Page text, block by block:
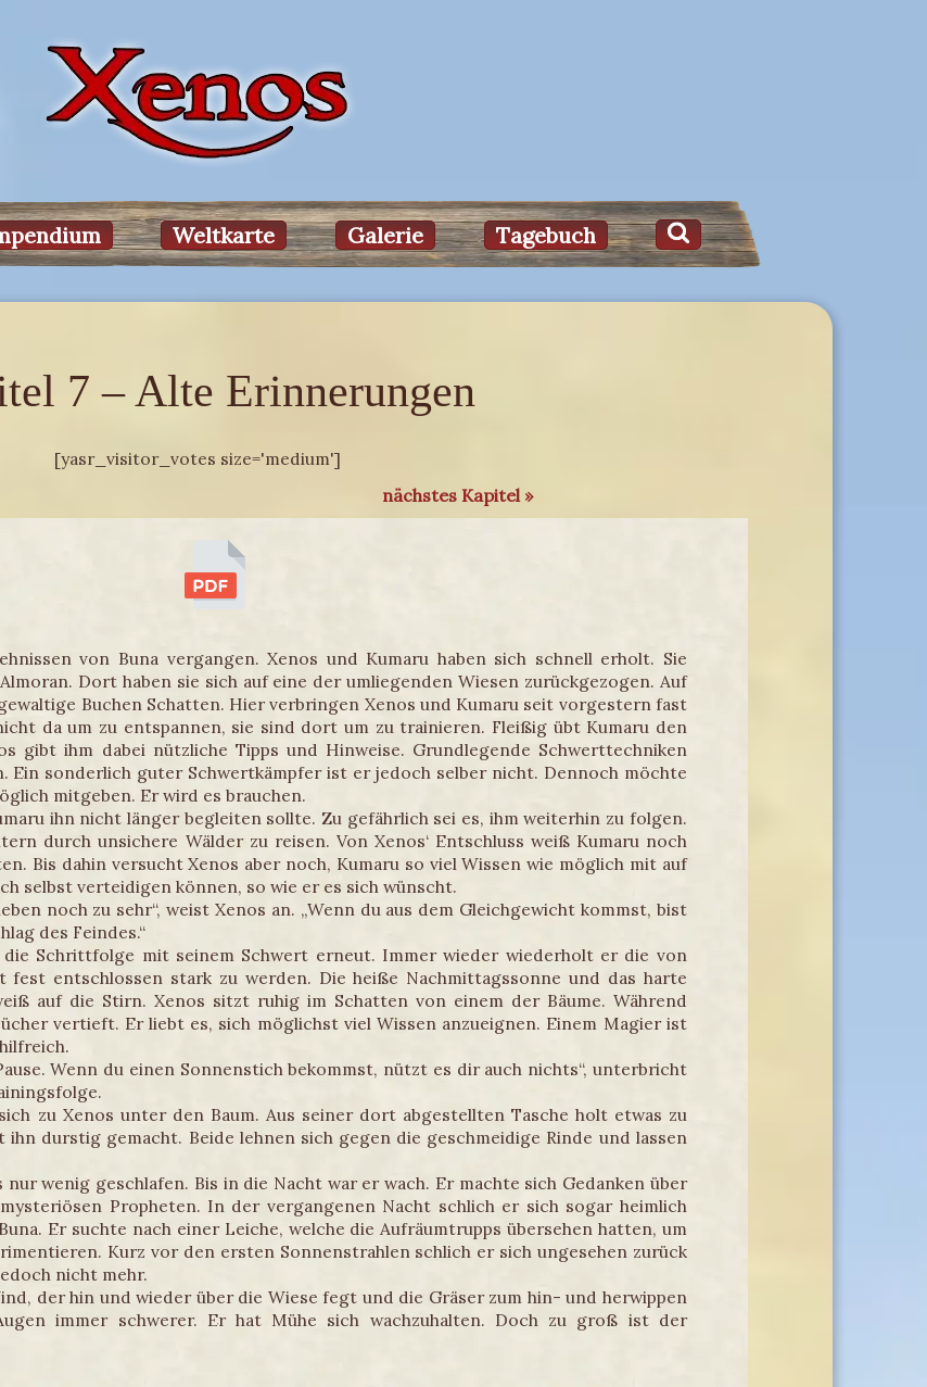
Weltkarte Galerie Tagebuch
7 – Alte Erinnerungen
[yasr_visitor_votes size='medium']
nächstes Kapitel »
von Buna vergangen. Xenos und Kumaru haben sich schnell erholt. Sie
Dort haben sie sich auf eine der umliegenden Wiesen zurückgezogen. Auf
Buchen Schatten. Hier verbringen Xenos und Kumaru seit vorgestern fast
da um zu entspannen, sie sind dort um zu trainieren. Fleißig übt Kumaru den
gibt ihm dabei nützliche Tipps und Hinweise. Grundlegende Schwerttechniken
Ein sonderlich guter Schwertkämpfer ist er jedoch selber nicht. Dennoch möchte
mitgeben. Er wird es brauchen.
ihn nicht länger begleiten sollte. Zu gefährlich sei es, ihm weiterhin zu folgen.
durch unsichere Wälder zu reisen. Von Xenos‘ Entschluss weiß Kumaru noch
Bis dahin versucht Xenos aber noch, Kumaru so viel Wissen wie möglich mit auf
selbst verteidigen können, so wie er es sich wünscht.
noch zu sehr“, weist Xenos an. „Wenn du aus dem Gleichgewicht kommst, bist
des Feindes.“
Schrittfolge mit seinem Schwert erneut. Immer wieder wiederholt er die von
fest entschlossen stark zu werden. Die heiße Nachmittagssonne und das harte
auf die Stirn. Xenos sitzt ruhig im Schatten von einem der Bäume. Während
vertieft. Er liebt es, sich möglichst viel Wissen anzueignen. Einem Magier ist
Wenn du einen Sonnenstich bekommst, nützt es dir auch nichts“, unterbricht
zu Xenos unter den Baum. Aus seiner dort abgestellten Tasche holt etwas zu
durstig gemacht. Beide lehnen sich gegen die geschmeidige Rinde und lassen
wenig geschlafen. Bis in die Nacht war er wach. Er machte sich Gedanken über
Propheten. In der vergangenen Nacht schlich er sich sogar heimlich
Er suchte nach einer Leiche, welche die Aufräumtrupps übersehen hatten, um
Kurz vor den ersten Sonnenstrahlen schlich er sich ungesehen zurück
nicht mehr.
der hin und wieder über die Wiese fegt und die Gräser zum hin- und herwippen
immer schwerer. Er hat Mühe sich wachzuhalten. Doch zu groß ist der